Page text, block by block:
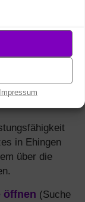
Impressum
in Ehingen
über die
öffnen (Suche